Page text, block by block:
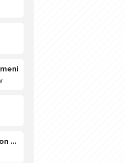
Im in the sexy Babylon БУЯ